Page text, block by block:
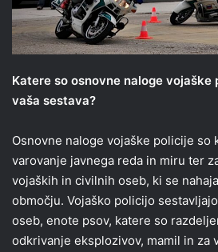
Katere so osnovne naloge vojaške
vaša sestava?
Osnovne naloge vojaške policije so
varovanje javnega reda in miru ter
vojaških in civilnih oseb, ki se
območju. Vojaško policijo
oseb, enote psov, katere so
odkrivanje eksplozivov, mamil in za